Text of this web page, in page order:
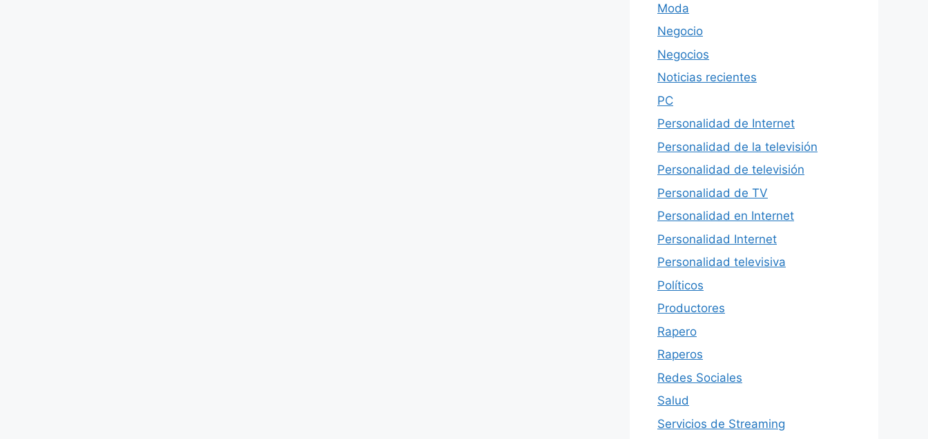
Moda
Negocio
Negocios
Noticias recientes
PC
Personalidad de Internet
Personalidad de la televisión
Personalidad de televisión
Personalidad de TV
Personalidad en Internet
Personalidad Internet
Personalidad televisiva
Políticos
Productores
Rapero
Raperos
Redes Sociales
Salud
Servicios de Streaming